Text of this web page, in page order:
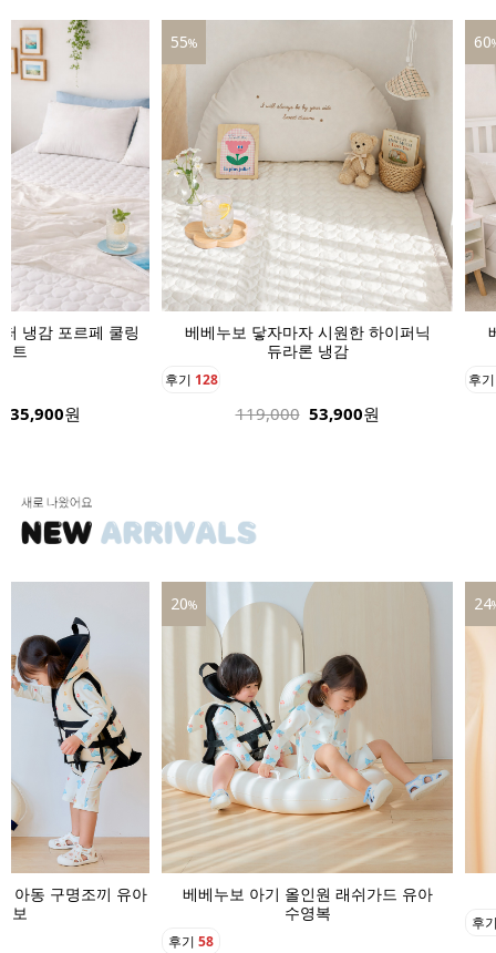
냉감 포르페 쿨링
트
135,900원
55%
베베누보 닿자마자 시원한 하이퍼닉
듀라론 냉감
후기 128
119,000 53,900원
60
후
아동 구명조끼 유아
보
20%
베베누보 아기 올인원 래쉬가드 유아
수영복
후기 58
24
후